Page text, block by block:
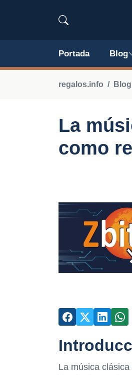
Portada Blog
regalos.info Blog
La
como
La música